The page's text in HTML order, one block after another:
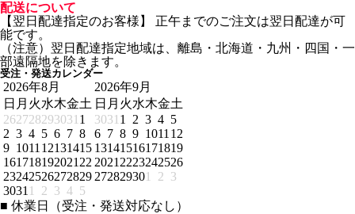
配送について
【翌日配達指定のお客様】 正午までのご注文は翌日配達が可
能です。
（注意）翌日配達指定地域は、離島・北海道・九州・四国・一
部遠隔地を除きます。
受注・発送カレンダー
2026年8月
日 月 火水木金土
262728293031 1
2 3 4 5 6 7 8
9 1011 12131415
161718192021 22
23242526272829
3031 1 2 3 4 5
2026年9月
日 月 火水木金土
3031 1 2 3 4 5
6 7 8 9 1011 12
13141516171819
2021 2223242526
272829301 2 3
■ 休業日（受注・発送対応なし）